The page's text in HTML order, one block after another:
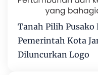
Tanah Pilih Pusako
Pemerintah Kota
Diluncurkan Logo